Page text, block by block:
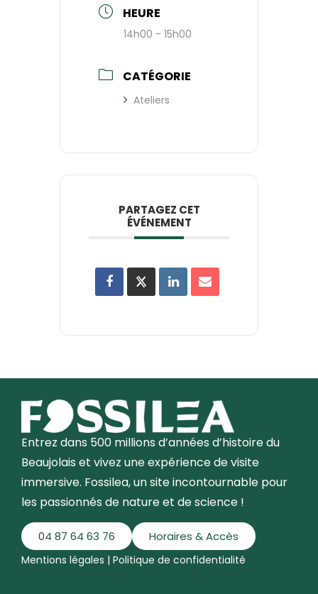
HEURE
14h00 - 15h00
CATÉGORIE
Ateliers
PARTAGEZ CET
ÉVÉNEMENT
Entrez dans 500 millions d’années d’histoire du
Beaujolais et vivez une expérience de visite
immersive. Fossilea, un site incontournable pour
les passionnés de nature et de science !
04 87 64 63 76 Horaires & Accès
Mentions légales | Politique de confidentialité